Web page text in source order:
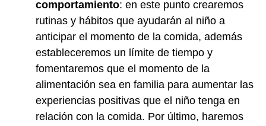
comportamiento: en este punto crearemos
rutinas y hábitos que ayudarán al niño a
anticipar el momento de la comida, además
estableceremos un límite de tiempo y
fomentaremos que el momento de la
alimentación sea en familia para aumentar las
experiencias positivas que el niño tenga en
relación con la comida. Por último, haremos